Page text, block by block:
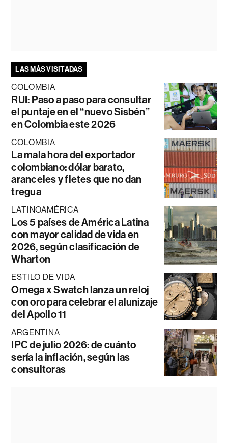
LAS MÁS VISITADAS
COLOMBIA
RUI: Paso a paso para consultar
el puntaje en el “nuevo Sisbén”
en Colombia este 2026
COLOMBIA
La mala hora del exportador
colombiano: dólar barato,
aranceles y fletes que no dan
tregua
LATINOAMÉRICA
Los 5 países de América Latina
con mayor calidad de vida en
2026, según clasificación de
Wharton
ESTILO DE VIDA
Omega x Swatch lanza un reloj
con oro para celebrar el alunizaje
del Apollo 11
ARGENTINA
IPC de julio 2026: de cuánto
sería la inflación, según las
consultoras